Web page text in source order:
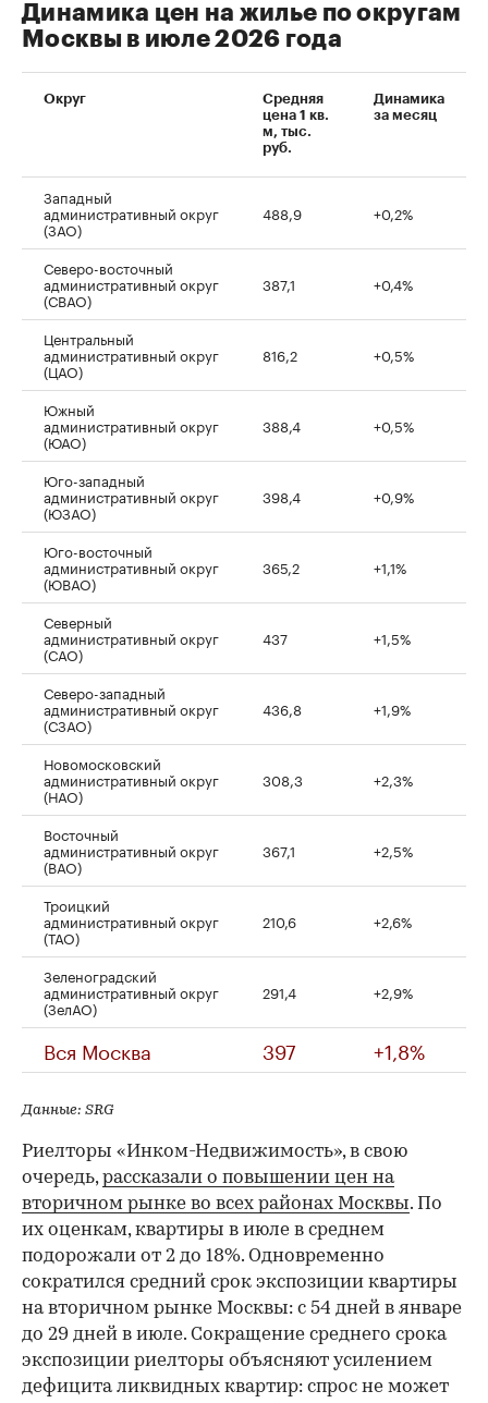
Динамика цен на жилье по округам
Москвы в июле 2026 года
Округ
Средняя
цена 1 кв.
м, тыс.
руб.
Динамика
за месяц
Западный
административный округ
(ЗАО)
488,9 +0,2%
Северо-восточный
административный округ
(СВАО)
387,1 +0,4%
Центральный
административный округ
(ЦАО)
816,2 +0,5%
Южный
административный округ
(ЮАО)
388,4 +0,5%
Юго-западный
административный округ
(ЮЗАО)
398,4 +0,9%
Юго-восточный
административный округ
(ЮВАО)
365,2 +1,1%
Северный
административный округ
(САО)
437 +1,5%
Северо-западный
административный округ
(СЗАО)
436,8 +1,9%
Новомосковский
административный округ
(НАО)
308,3 +2,3%
Восточный
административный округ
(ВАО)
367,1 +2,5%
Троицкий
административный округ
(ТАО)
210,6 +2,6%
Зеленоградский
административный округ
(ЗелАО)
291,4 +2,9%
Вся Москва 397 +1,8%
Данные: SRG
Риелторы «Инком-Недвижимость», в свою
очередь,рассказали о повышении цен на
вторичном рынке во всех районах Москвы. По
их оценкам, квартиры в июле в среднем
подорожали от 2 до 18%. Одновременно
сократился средний срок экспозиции квартиры
на вторичном рынке Москвы: с 54 дней в январе
до 29 дней в июле. Сокращение среднего срока
экспозиции риелторы объясняют усилением
дефицита ликвидных квартир: спрос не может